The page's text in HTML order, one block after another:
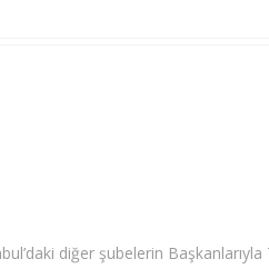
diğer şubelerin Başkanlarıyla